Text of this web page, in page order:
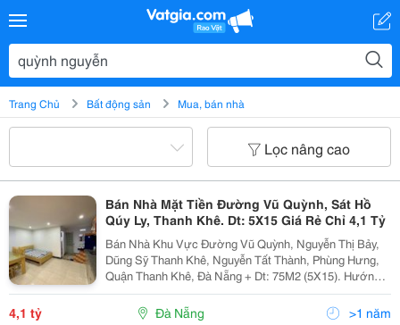
Trang Chủ Bất động sản Mua, bán nhà
Lọc nâng cao
Bán Nhà Mặt Tiền Đường Vũ Quỳnh, Sát Hồ
Qúy Ly, Thanh Khê. Dt: 5X15 Giá Rẻ Chỉ 4,1 Tỷ
Bán Nhà Khu Vực Đường Vũ Quỳnh, Nguyễn Thị Bảy,
Dũng Sỹ Thanh Khê, Nguyễn Tất Thành, Phùng Hưng,
Quận Thanh Khê, Đà Nẵng + Dt: 75M2 (5X15). Hướng
Đông Bắc Mát Mẻ, Đường 5M5, Vỉa Hè 3M. + Nhà Cấp
4 Có Gác Lửng, Mới, Đẹp, Đầy Đủ Tiện Nghi Chỉ Việc...
4,1 tỷ Đà Nẵng >1 năm